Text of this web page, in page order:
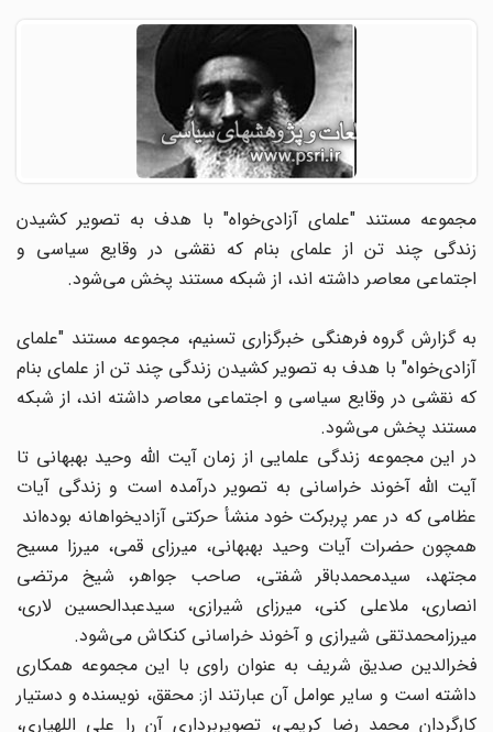
مجموعه مستند "علمای آزادی‌خواه" با هدف به تصویر کشیدن
زندگی چند تن از علمای بنام که نقشی در وقایع سیاسی و
اجتماعی معاصر داشته اند، از شبکه مستند پخش می‌شود.
به گزارش گروه فرهنگی خبرگزاری تسنیم، مجموعه مستند "علمای
آزادی‌خواه" با هدف به تصویر کشیدن زندگی چند تن از علمای بنام
که نقشی در وقایع سیاسی و اجتماعی معاصر داشته اند، از شبکه
مستند پخش می‌شود.
در این مجموعه زندگی علمایی از زمان آیت الله وحید بهبهانی تا
آیت الله آخوند خراسانی به تصویر درآمده است و زندگی آیات
عظامی که در عمر پربرکت خود منشأ حرکتی آزادیخواهانه بوده‌اند
همچون حضرات آیات وحید بهبهانی، میرزای قمی، میرزا مسیح
مجتهد، سیدمحمدباقر شفتی، صاحب جواهر، شیخ مرتضی
انصاری، ملاعلی کنی، میرزای شیرازی، سیدعبدالحسین لاری،
میرزامحمدتقی شیرازی و آخوند خراسانی کنکاش می‌شود.
فخرالدین صدیق شریف به عنوان راوی با این مجموعه همکاری
داشته است و سایر عوامل آن عبارتند از: محقق، نویسنده و دستیار
کارگردان محمد رضا کریمی، تصویربرداری آن را علی اللهیاری،